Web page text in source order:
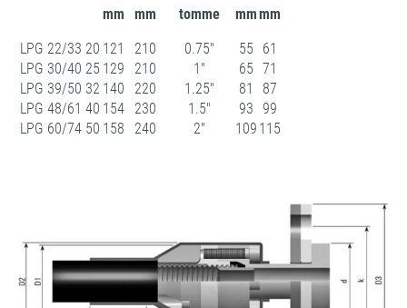
mm
mm
tomme
mmmm
LPG 22/33 20 121 210 0.75" 55
61
LPG 30/40 25 129 210 1" 65 71
LPG 39/50 32 140 220 1.25" 81
87
LPG 48/61 40 154 230 1.5" 93 99
LPG 60/74 50 158 240 2" 109 115